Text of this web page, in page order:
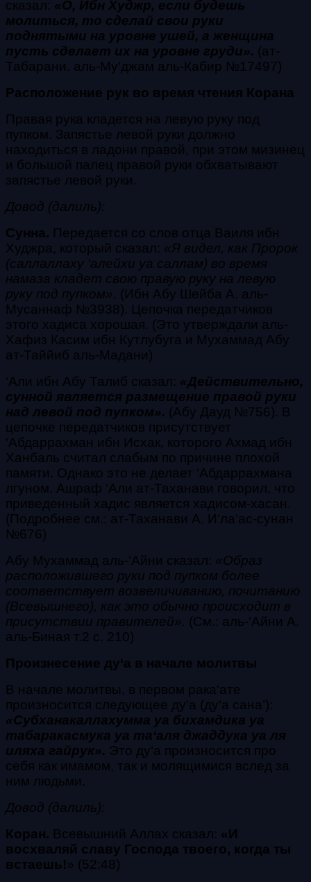
сказал: «О, Ибн Худжр, если будешь
молиться, то сделай свои руки
поднятыми на уровне ушей, а женщина
пусть сделает их на уровне груди». (ат-
Табарани. аль-Му‘джам аль-Кабир №17497)
Расположение рук во время чтения Корана
Правая рука кладется на левую руку под
пупком. Запястье левой руки должно
находиться в ладони правой, при этом мизинец
и большой палец правой руки обхватывают
запястье левой руки.
Довод (далиль):
Сунна. Передается со слов отца Ваиля ибн
Худжра, который сказал: «Я видел, как Пророк
(саллаллаху ‘алейхи уа саллам) во время
намаза кладет свою правую руку на левую
руку под пупком». (Ибн Абу Шейба А. аль-
Мусаннаф №3938). Цепочка передатчиков
этого хадиса хорошая. (Это утверждали аль-
Хафиз Касим ибн Кутлубуга и Мухаммад Абу
ат-Таййиб аль-Мадани)
‘Али ибн Абу Талиб сказал: «Действительно,
сунной является размещение правой руки
над левой под пупком». (Абу Дауд №756). В
цепочке передатчиков присутствует
‘Абдаррахман ибн Исхак, которого Ахмад ибн
Ханбаль считал слабым по причине плохой
памяти. Однако это не делает ‘Абдаррахмана
лгуном. Ашраф ‘Али ат-Таханави говорил, что
приведенный хадис является хадисом-хасан.
(Подробнее см.: ат-Таханави А. И‘ла‘ас-сунан
№676)
Абу Мухаммад аль-‘Айни сказал: «Образ
расположившего руки под пупком более
соответствует возвеличиванию, почитанию
(Всевышнего), как это обычно происходит в
присутствии правителей». (См.: аль-‘Айни А.
аль-Биная т.2 с. 210)
Произнесение ду‘а в начале молитвы
В начале молитвы, в первом рака‘ате
произносится следующее ду‘а (ду‘а сана’):
«Субханакаллахумма уа бихамдика уа
табаракасмука уа та‘аля джаддука уа ля
иляха гайрук». Это ду‘а произносится про
себя как имамом, так и молящимися вслед за
ним людьми.
Довод (далиль):
Коран. Всевышний Аллах сказал: «И
восхваляй славу Господа твоего, когда ты
встаешь!» (52:48)